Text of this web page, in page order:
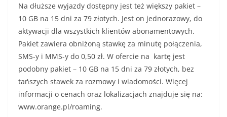
Na dłuższe wyjazdy dostępny jest też większy pakiet –
10 GB na 15 dni za 79 złotych. Jest on jednorazowy, do
aktywacji dla wszystkich klientów abonamentowych.
Pakiet zawiera obniżoną stawkę za minutę połączenia,
SMS-y i MMS-y do 0,50 zł. W ofercie na kartę jest
podobny pakiet – 10 GB na 15 dni za 79 złotych, bez
tańszych stawek za rozmowy i wiadomości. Więcej
informacji o cenach oraz lokalizacjach znajduje się na:
www.orange.pl/roaming.